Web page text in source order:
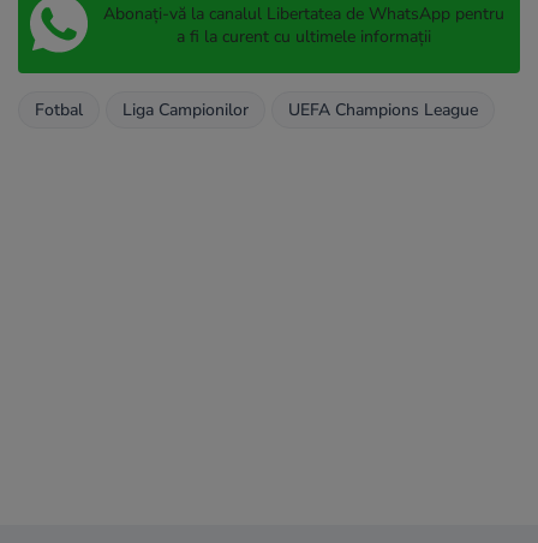
Abonați-vă la canalul Libertatea de WhatsApp pentru
a fi la curent cu ultimele informații
Fotbal Liga Campionilor UEFA Champions League